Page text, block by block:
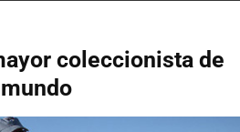
coleccionista de